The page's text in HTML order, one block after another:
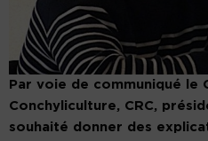
Par voie de communiqué le
Conchyliculture, CRC,
souhaité donner des